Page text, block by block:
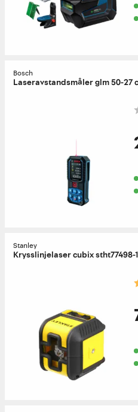
Bosch
Laseravstandsmåler glm 50-27 c
Stanley
Krysslinjelaser cubix stht77498-